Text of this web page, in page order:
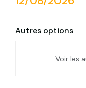
Autres options
Voir les